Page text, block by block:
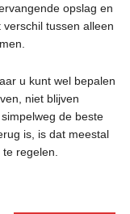
opslag en
tussen alleen
u kunt wel bepalen
niet blijven
de beste
is, is dat meestal
regelen.